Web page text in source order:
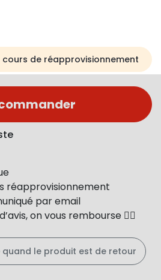
cours de réapprovisionnement
réapprovisionnement
par email
on vous rembourse 👍🏻
quand le produit est de retour